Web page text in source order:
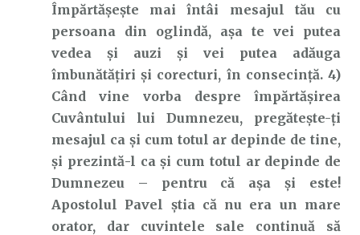
Împărtășește mai întâi mesajul tău cu
persoana din oglindă, așa te vei putea
vedea și auzi și vei putea adăuga
îmbunătățiri și corecturi, în consecință. 4)
Când vine vorba despre împărtășirea
Cuvântului lui Dumnezeu, pregătește-ți
mesajul ca și cum totul ar depinde de tine,
și prezintă-l ca și cum totul ar depinde de
Dumnezeu – pentru că așa și este!
Apostolul Pavel știa că nu era un mare
orator, dar cuvintele sale continuă să